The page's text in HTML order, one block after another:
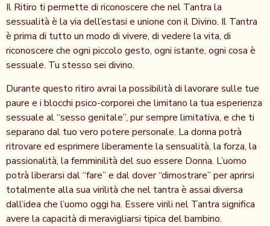
Il Ritiro ti permette di riconoscere che nel Tantra la
sessualità è la via dell’estasi e unione con il Divino. Il Tantra
è prima di tutto un modo di vivere, di vedere la vita, di
riconoscere che ogni piccolo gesto, ogni istante, ogni cosa è
sessuale. Tu stesso sei divino.
Durante questo ritiro avrai la possibilità di lavorare sulle tue
paure e i blocchi psico-corporei che limitano la tua esperienza
sessuale al “sesso genitale”, pur sempre limitativa, e che ti
separano dal tuo vero potere personale. La donna potrà
ritrovare ed esprimere liberamente la sensualità, la forza, la
passionalità, la femminilità del suo essere Donna. L’uomo
potrà liberarsi dal “fare” e dal dover “dimostrare” per aprirsi
totalmente alla sua virilità che nel tantra è assai diversa
dall’idea che l’uomo oggi ha. Essere virili nel Tantra significa
avere la capacità di meravigliarsi tipica del bambino.